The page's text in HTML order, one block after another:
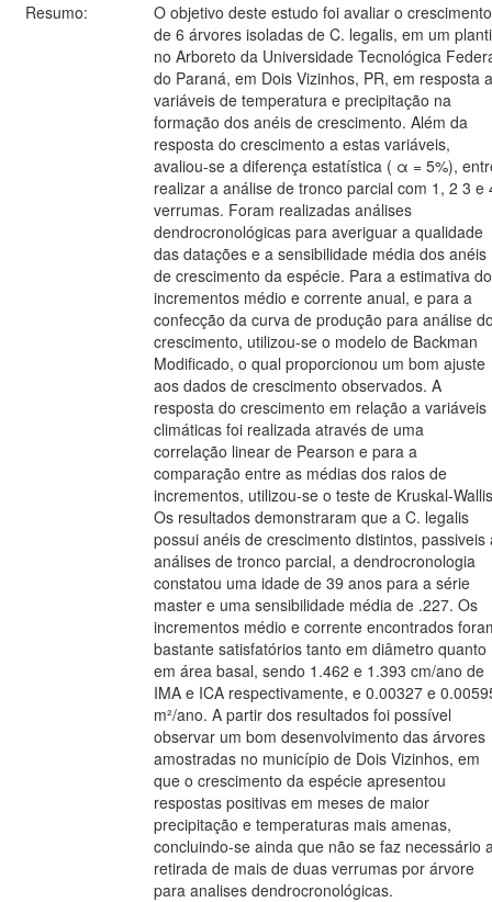
Resumo:
O objetivo deste estudo foi avaliar o crescimento
de 6 árvores isoladas de C. legalis, em um
no Arboreto da Universidade Tecnológica
do Paraná, em Dois Vizinhos, PR, em resposta a
variáveis de temperatura e precipitação na
formação dos anéis de crescimento. Além da
resposta do crescimento a estas variáveis,
avaliou-se a diferença estatística ( α = 5%),
realizar a análise de tronco parcial com 1, 2 3 e
verrumas. Foram realizadas análises
dendrocronológicas para averiguar a qualidade
das datações e a sensibilidade média dos anéis
de crescimento da espécie. Para a estimativa
incrementos médio e corrente anual, e para a
confecção da curva de produção para análise
crescimento, utilizou-se o modelo de Backman
Modificado, o qual proporcionou um bom ajuste
aos dados de crescimento observados. A
resposta do crescimento em relação a variáveis
climáticas foi realizada através de uma
correlação linear de Pearson e para a
comparação entre as médias dos raios de
incrementos, utilizou-se o teste de Kruskal-
Os resultados demonstraram que a C. legalis
possui anéis de crescimento distintos, passiveis
análises de tronco parcial, a dendrocronologia
constatou uma idade de 39 anos para a série
master e uma sensibilidade média de .227. Os
incrementos médio e corrente encontrados
bastante satisfatórios tanto em diâmetro quanto
em área basal, sendo 1.462 e 1.393 cm/ano de
IMA e ICA respectivamente, e 0.00327 e
m²/ano. A partir dos resultados foi possível
observar um bom desenvolvimento das árvores
amostradas no município de Dois Vizinhos, em
que o crescimento da espécie apresentou
respostas positivas em meses de maior
precipitação e temperaturas mais amenas,
concluindo-se ainda que não se faz necessário
retirada de mais de duas verrumas por árvore
para analises dendrocronológicas.